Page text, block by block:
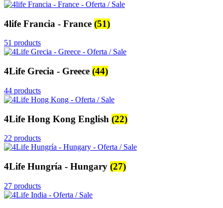
4life Francia - France (51)
51 products
4Life Grecia - Greece (44)
44 products
4Life Hong Kong English (22)
22 products
4Life Hungría - Hungary (27)
27 products